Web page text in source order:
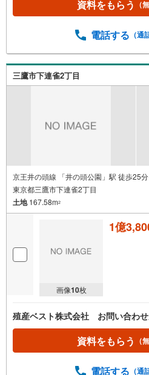
資料をもらう （
電話する （通
三鷹市下連雀2丁目
京王井の頭線 「井の頭公園」駅 徒歩25分
東京都三鷹市下連雀2丁目
土地167.58m2
画像10枚
1億
殖産ベスト株式会社 お問い合わ
資料をもらう （
電話する （通